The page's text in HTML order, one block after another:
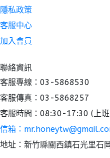
隱私政策
客服中心
加入會員
聯絡資訊
客服專線：03-5868530
客服傳真：03-5868257
客服時間：08:30-17:30 (上
信箱：
地址：新竹縣關西鎮石光里石